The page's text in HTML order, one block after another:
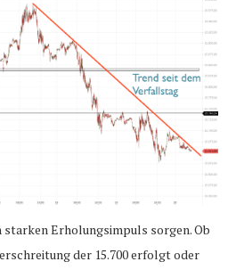
Erholungsimpuls sorgen. Ob
der 15.700 erfolgt oder